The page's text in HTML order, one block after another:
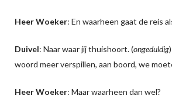
Heer Woeker: En waarheen gaat de reis
Duivel: Naar waar jij thuishoort. (ongeduldig
woord meer verspillen, aan boord, we
Heer Woeker: Maar waarheen dan wel?